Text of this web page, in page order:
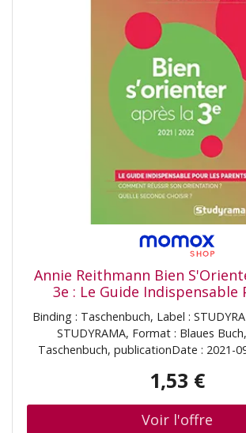
Annie Reithmann Bien
3e : Le Guide Indispensable
Parents, Comment Réussir Son
? Quelle Seconde Choisir ? :
Binding : Taschenbuch, Label :
STUDYRAMA, Format : Blaues
Taschenbuch, publicationDate : 2021-
1,53 €